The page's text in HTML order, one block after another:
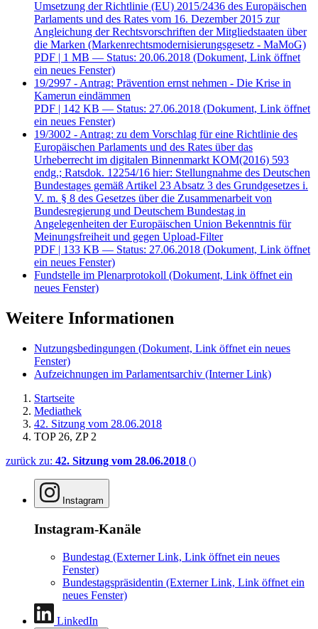
Umsetzung der Richtlinie (EU) 2015/2436 des Europäischen
Parlaments und des Rates vom 16. Dezember 2015 zur
Angleichung der Rechtsvorschriften der Mitgliedstaaten über
die Marken (Markenrechtsmodernisierungsgesetz - MaMoG)
PDF | 1 MB — Status: 20.06.2018 (Dokument, Link öffnet
ein neues Fenster)
19/2997 - Antrag: Prävention ernst nehmen - Die Krise in
Kamerun eindämmen
PDF | 142 KB — Status: 27.06.2018 (Dokument, Link öffnet
ein neues Fenster)
19/3002 - Antrag: zu dem Vorschlag für eine Richtlinie des
Europäischen Parlaments und des Rates über das
Urheberrecht im digitalen Binnenmarkt KOM(2016) 593
endg.; Ratsdok. 12254/16 hier: Stellungnahme des Deutschen
Bundestages gemäß Artikel 23 Absatz 3 des Grundgesetzes i.
V. m. § 8 des Gesetzes über die Zusammenarbeit von
Bundesregierung und Deutschem Bundestag in
Angelegenheiten der Europäischen Union Bekenntnis für
Meinungsfreiheit und gegen Upload-Filter
PDF | 133 KB — Status: 27.06.2018 (Dokument, Link öffnet
ein neues Fenster)
Fundstelle im Plenarprotokoll (Dokument, Link öffnet ein
neues Fenster)
Weitere Informationen
Nutzungsbedingungen (Dokument, Link öffnet ein neues
Fenster)
Aufzeichnungen im Parlamentsarchiv (Interner Link)
Startseite
Mediathek
42. Sitzung vom 28.06.2018
TOP 26, ZP 2
zurück zu: 42. Sitzung vom 28.06.2018 ()
Instagram
Instagram-Kanäle
Bundestag (Externer Link, Link öffnet ein neues
Fenster)
Bundestagspräsidentin (Externer Link, Link öffnet ein
neues Fenster)
LinkedIn